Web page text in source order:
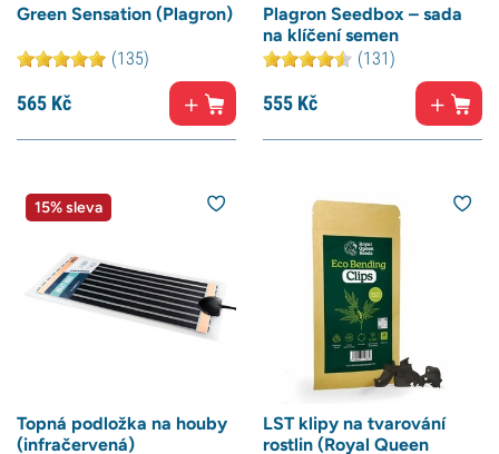
Green Sensation (Plagron)
(135)
565 Kč
Plagron Seedbox – sada
na klíčení semen
(131)
555 Kč
15% sleva
Topná podložka na houby
(infračervená)
LST klipy na tvarování
rostlin (Royal Queen